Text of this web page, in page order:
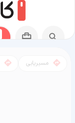
مسیریابی